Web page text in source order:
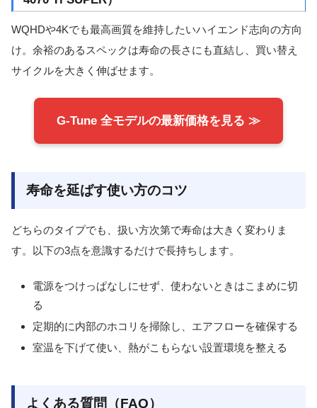
WQHDや4Kでも最高画質を維持したいハイエンド志向の方向
け。余裕のあるスペックは寿命の長さにも直結し、買い替え
サイクルを大きく伸ばせます。
G-Tune 全モデルの最新価格を見る ≫
寿命を延ばす使い方のコツ
どちらのタイプでも、扱い方次第で寿命は大きく変わりま
す。以下の3点を意識するだけで長持ちします。
電源をつけっぱなしにせず、使わないときはこまめに切
る
定期的に内部のホコリを掃除し、エアフローを確保する
室温を下げて使い、熱がこもらない設置環境を整える
よくある質問（FAQ）